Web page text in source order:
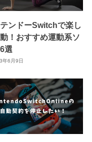
ンドーSwitchで楽し
！おすすめ運動系ソ
選
年6月9日